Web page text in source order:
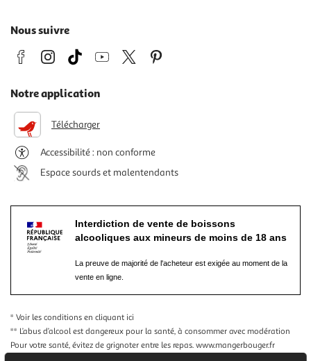
Nous suivre
Notre application
Télécharger
Accessibilité : non conforme
Espace sourds et malentendants
Interdiction de vente de boissons
alcooliques aux mineurs de moins de 18 ans
La preuve de majorité de l'acheteur est exigée au moment de la
vente en ligne.
* Voir les conditions en cliquant ici
** L’abus d’alcool est dangereux pour la santé, à consommer avec modération
Pour votre santé, évitez de grignoter entre les repas. www.mangerbouger.fr